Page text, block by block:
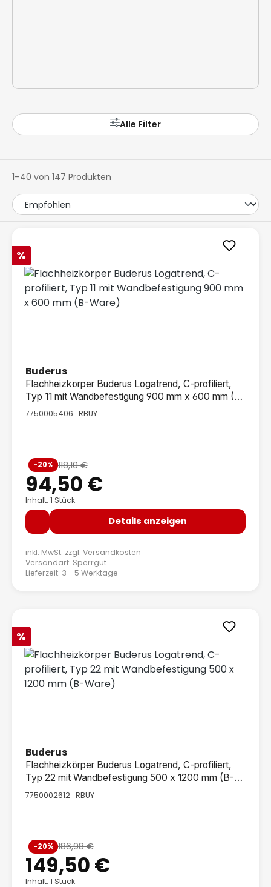
Alle Filter
1–40 von 147 Produkten
Rabatt
%
Buderus
Flachheizkörper Buderus Logatrend, C-profiliert,
Typ 11 mit Wandbefestigung 900 mm x 600 mm (B-
Ware)
7750005406_RBUY
Verkaufspreis:
94,50 €
Regulärer Preis:
118,10 €
-20%
Inhalt: 1 Stück
Details anzeigen
inkl. MwSt. zzgl. Versandkosten
Versandart: Sperrgut
Lieferzeit: 3 - 5 Werktage
Rabatt
%
Buderus
Flachheizkörper Buderus Logatrend, C-profiliert,
Typ 22 mit Wandbefestigung 500 x 1200 mm (B-
Ware)
7750002612_RBUY
Verkaufspreis:
149,50 €
Regulärer Preis:
186,98 €
-20%
Inhalt: 1 Stück